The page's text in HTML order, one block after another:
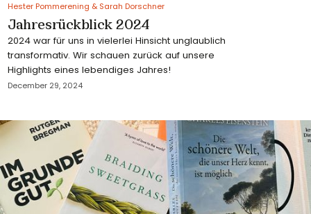
Hester Pommerening & Sarah Dorschner
Jahresrückblick 2024
2024 war für uns in vielerlei Hinsicht unglaublich
transformativ. Wir schauen zurück auf unsere
Highlights eines lebendiges Jahres!
December 29, 2024